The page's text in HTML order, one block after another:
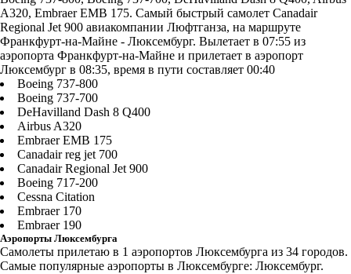
A320, Embraer EMB 175. Самый быстрый самолет Canadair
Regional Jet 900 авиакомпании Люфтганза, на маршруте
Франкфурт-на-Майне - Люксембург. Вылетает в 07:55 из
аэропорта Франкфурт-на-Майне и прилетает в аэропорт
Люксембург в 08:35, время в пути составляет 00:40
Boeing 737-800
Boeing 737-700
DeHavilland Dash 8 Q400
Airbus A320
Embraer EMB 175
Canadair reg jet 700
Canadair Regional Jet 900
Boeing 717-200
Cessna Citation
Embraer 170
Embraer 190
Аэропорты Люксембурга
Самолеты прилетаю в 1 аэропортов Люксембурга из 34 городов.
Самые популярные аэропорты в Люксембурге: Люксембург.